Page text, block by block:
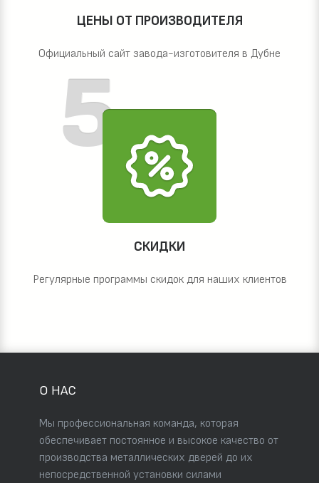
ЦЕНЫ ОТ ПРОИЗВОДИТЕЛЯ
Официальный сайт завода-изготовителя в Дубне
СКИДКИ
Регулярные программы скидок для наших клиентов
О НАС
Мы профессиональная команда, которая
обеспечивает постоянное и высокое качество от
производства металлических дверей до их
непосредственной установки силами